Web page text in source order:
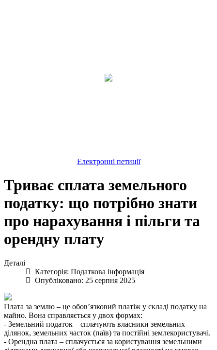
Електронні петиції
Триває сплата земельного
податку: що потрібно знати
про нарахування і пільги та
орендну плату
Деталі
Категорія: Податкова інформація
Опубліковано: 25 серпня 2025
Плата за землю – це обов’язковий платіж у складі податку на
майно. Вона справляється у двох формах:
- Земельний податок – сплачують власники земельних
ділянок, земельних часток (паїв) та постійні землекористувачі.
- Орендна плата – сплачується за користування земельними